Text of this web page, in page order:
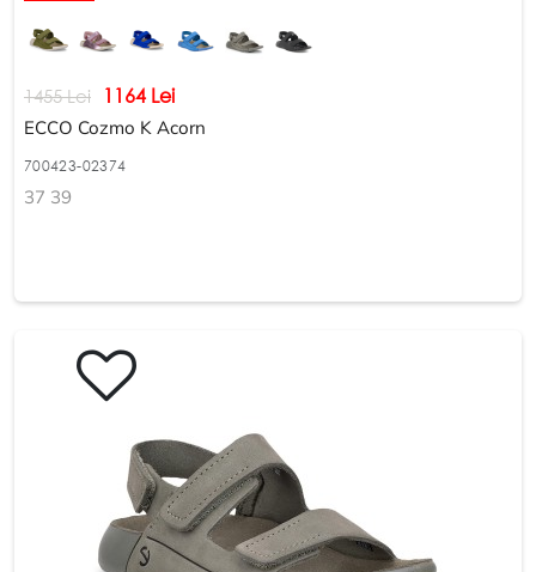
1455 Lei 1164 Lei
ECCO Cozmo K Acorn
700423-02374
37 39